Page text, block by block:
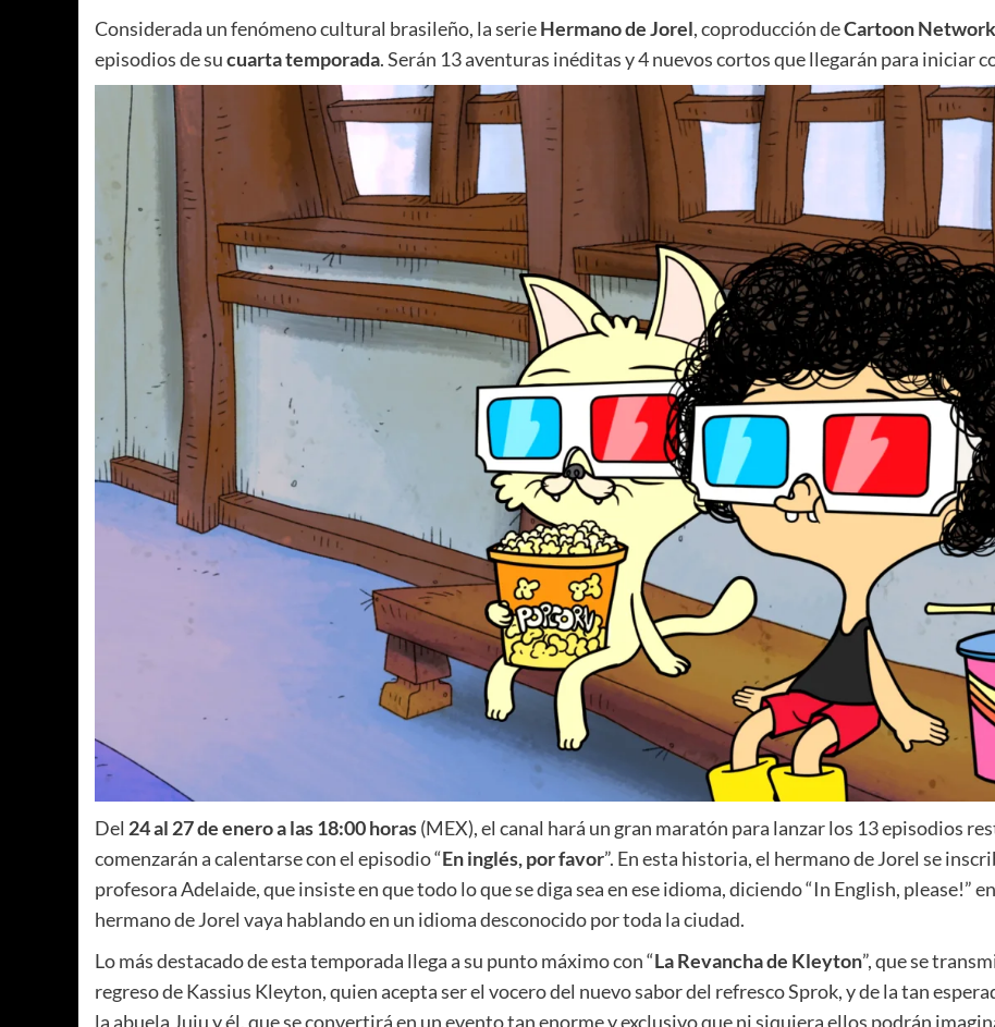
Considerada un fenómeno cultural brasileño, la serieHermano de Jorel, coproducción deCartoon Network
episodios de sucuarta temporada. Serán 13 aventuras inéditas y 4 nuevos cortos que llegarán para iniciar
Del 24 al 27 de enero a las 18:00 horas(MEX), el canal hará un gran maratón para lanzar los 13 episodios
comenzarán a calentarse con el episodio “En inglés, por favor”. En esta historia, el hermano de Jorel se
profesora Adelaide, que insiste en que todo lo que se diga sea en ese idioma, diciendo “In English, please!”
hermano de Jorel vaya hablando en un idioma desconocido por toda la ciudad.
Lo más destacado de esta temporada llega a su punto máximo con “La Revancha de Kleyton”, que se
regreso de Kassius Kleyton, quien acepta ser el vocero del nuevo sabor del refresco Sprok, y de la tan
la abuela Juju y él, que se convertirá en un evento tan enorme y exclusivo que ni siquiera ellos podrán